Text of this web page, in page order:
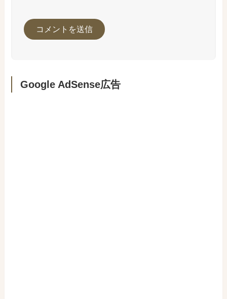
Google AdSense広告